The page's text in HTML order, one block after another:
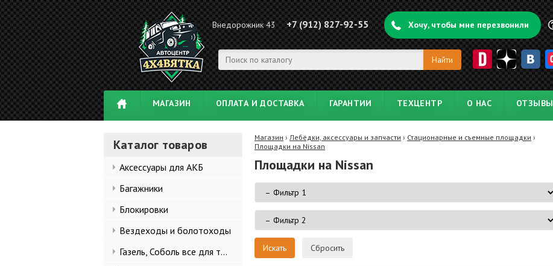
Внедорожник 43 +7 (912) 827-92-55 Хочу, чтобы мне перезвонили
МАГАЗИН ОПЛАТА И ДОСТАВКА ГАРАНТИИ ТЕХЦЕНТР О НАС ОТЗЫВЫ
Каталог товаров
Аксессуары для АКБ
Багажники
Блокировки
Вездеходы и болотоходы
Газель, Соболь все для тюнинга
Магазин › Лебёдки, аксессуары и запчасти › Стационарные и съемные площадки ›
Площадки на Nissan
Площадки на Nissan
Сбросить